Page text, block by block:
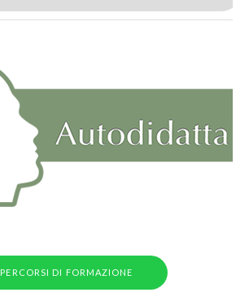
PERCORSI DI FORMAZIONE